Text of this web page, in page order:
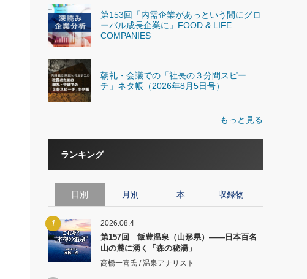
第153回「内需企業があっという間にグロ
ーバル成長企業に」FOOD & LIFE
COMPANIES
朝礼・会議での「社長の３分間スピー
チ」ネタ帳（2026年8月5日号）
もっと見る
ランキング
日別 月別 本 収録物
1 2026.08.4
第157回 飯豊温泉（山形県）――日本百名
山の麓に湧く「森の秘湯」
高橋一喜氏 / 温泉アナリスト